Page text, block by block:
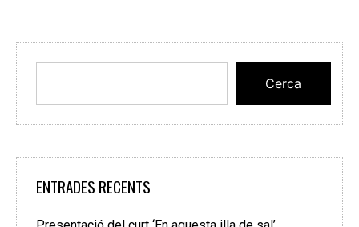
Cerca
ENTRADES RECENTS